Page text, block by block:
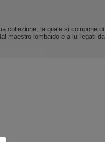
collezione, la quale si compone di
maestro lombardo e a lui legati da